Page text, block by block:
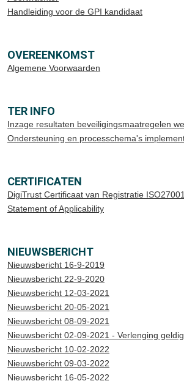
Handleiding voor de GPI kandidaat
OVEREENKOMST
Algemene Voorwaarden
TER INFO
Inzage resultaten beveiligingsmaatregelen
Ondersteuning en processchema's
CERTIFICATEN
DigiTrust Certificaat van Registratie ISO27001
Statement of Applicability
NIEUWSBERICHT
Nieuwsbericht 16-9-2019
Nieuwsbericht 22-9-2020
Nieuwsbericht 12-03-2021
Nieuwsbericht 20-05-2021
Nieuwsbericht 08-09-2021
Nieuwsbericht 02-09-2021 - Verlenging
Nieuwsbericht 10-02-2022
Nieuwsbericht 09-03-2022
Nieuwsbericht 16-05-2022